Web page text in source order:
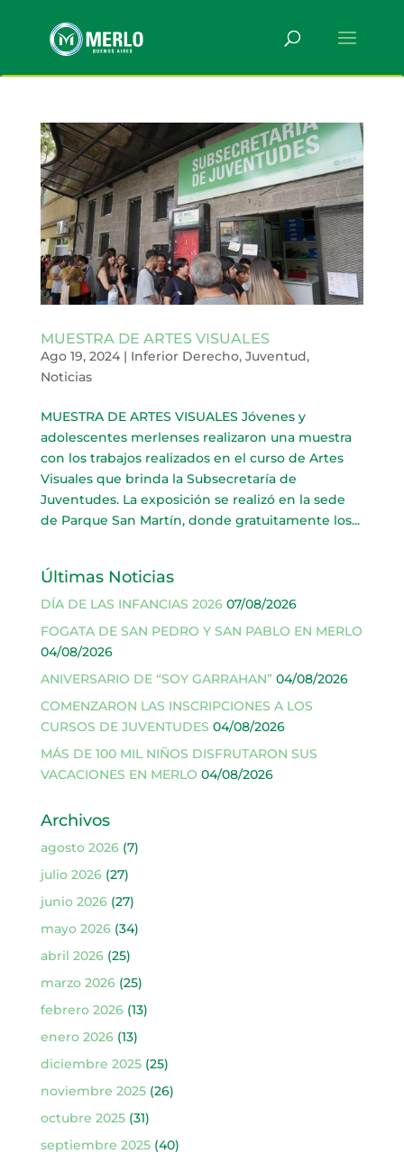
MUESTRA DE ARTES VISUALES
Ago 19, 2024| Inferior Derecho, Juventud,
Noticias
MUESTRA DE ARTES VISUALES Jóvenes y
adolescentes merlenses realizaron una muestra
con los trabajos realizados en el curso de Artes
Visuales que brinda la Subsecretaría de
Juventudes. La exposición se realizó en la sede
de Parque San Martín, donde gratuitamente los...
Últimas Noticias
DÍA DE LAS INFANCIAS 2026 07/08/2026
FOGATA DE SAN PEDRO Y SAN PABLO EN MERLO
04/08/2026
ANIVERSARIO DE “SOY GARRAHAN” 04/08/2026
COMENZARON LAS INSCRIPCIONES A LOS
CURSOS DE JUVENTUDES 04/08/2026
MÁS DE 100 MIL NIÑOS DISFRUTARON SUS
VACACIONES EN MERLO 04/08/2026
Archivos
agosto 2026(7)
julio 2026(27)
junio 2026(27)
mayo 2026(34)
abril 2026(25)
marzo 2026(25)
febrero 2026(13)
enero 2026(13)
diciembre 2025(25)
noviembre 2025(26)
octubre 2025(31)
septiembre 2025(40)